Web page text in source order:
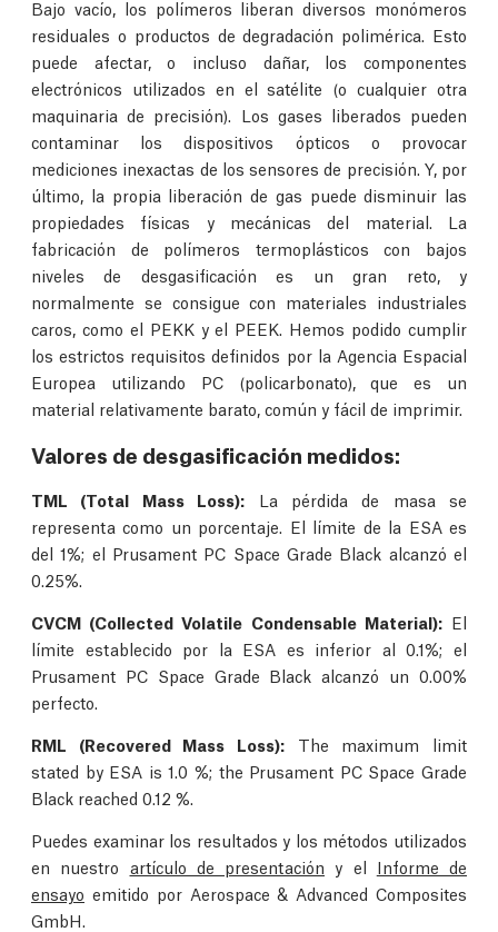
Bajo vacío, los polímeros liberan diversos monómeros
residuales o productos de degradación polimérica. Esto
puede afectar, o incluso dañar, los componentes
electrónicos utilizados en el satélite (o cualquier otra
maquinaria de precisión). Los gases liberados pueden
contaminar los dispositivos ópticos o provocar
mediciones inexactas de los sensores de precisión. Y, por
último, la propia liberación de gas puede disminuir las
propiedades físicas y mecánicas del material. La
fabricación de polímeros termoplásticos con bajos
niveles de desgasificación es un gran reto, y
normalmente se consigue con materiales industriales
caros, como el PEKK y el PEEK. Hemos podido cumplir
los estrictos requisitos definidos por la Agencia Espacial
Europea utilizando PC (policarbonato), que es un
material relativamente barato, común y fácil de imprimir.
Valores de desgasificación medidos:
TML (Total Mass Loss): La pérdida de masa se
representa como un porcentaje. El límite de la ESA es
del 1%; el Prusament PC Space Grade Black alcanzó el
0.25%.
CVCM (Collected Volatile Condensable Material):El
límite establecido por la ESA es inferior al 0.1%; el
Prusament PC Space Grade Black alcanzó un 0.00%
perfecto.
RML (Recovered Mass Loss): The maximum limit
stated by ESA is 1.0 %; the Prusament PC Space Grade
Black reached 0.12 %.
Puedes examinar los resultados y los métodos utilizados
en nuestro artículo de presentación y el Informe de
ensayo emitido por Aerospace & Advanced Composites
GmbH.